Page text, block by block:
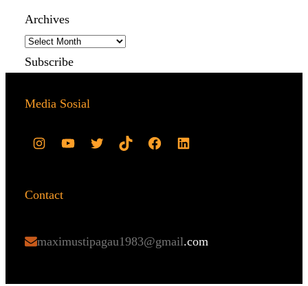
Archives
Subscribe
Media Sosial
Contact
maximustipagau1983@gmail.com